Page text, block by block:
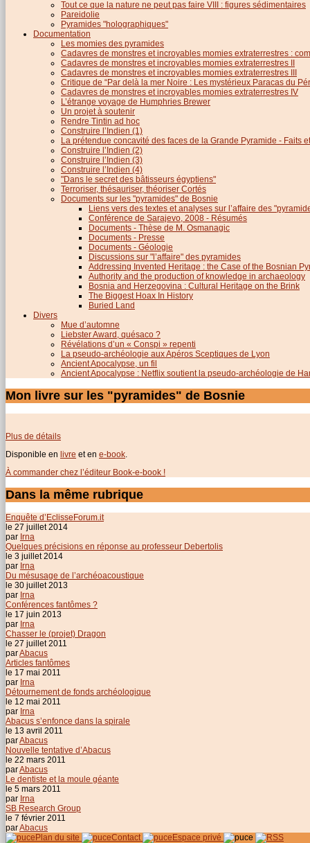
Tout ce que la nature ne peut pas faire VIII : figures sédimentaires
Pareidolie
Pyramides "holographiques"
Documentation
Les momies des pyramides
Cadavres de monstres et incroyables momies extraterrestres :
Cadavres de monstres et incroyables momies extraterrestres II
Cadavres de monstres et incroyables momies extraterrestres III
Critique de “Par delà la mer Noire : Les mystérieux Paracas du
Cadavres de monstres et incroyables momies extraterrestres IV
L’étrange voyage de Humphries Brewer
Un projet à soutenir
Rendre Tintin ad hoc
Construire l’Indien (1)
La prétendue concavité des faces de la Grande Pyramide - Faits
Construire l’Indien (2)
Construire l’Indien (3)
Construire l’Indien (4)
"Dans le secret des bâtisseurs égyptiens"
Terroriser, thésauriser, théoriser Cortés
Documents sur les "pyramides" de Bosnie
Liens vers des textes et analyses sur l’affaire des
Conférence de Sarajevo, 2008 - Résumés
Documents - Thèse de M. Osmanagic
Documents - Presse
Documents - Géologie
Discussions sur "l’affaire" des pyramides
Addressing Invented Heritage : the Case of the Bosnian
Authority and the production of knowledge in archaeology
Bosnia and Herzegovina : Cultural Heritage on the Brink
The Biggest Hoax In History
Buried Land
Divers
Mue d’automne
Liebster Award, quésaco ?
Révélations d’un « Conspi » repenti
La pseudo-archéologie aux Apéros Sceptiques de Lyon
Ancient Apocalypse, un fil
Ancient Apocalypse : Netflix soutient la pseudo-archéologie de
Mon livre sur les "pyramides" de Bosnie
Plus de détails
Disponible en livre et en e-book
À commander chez l’éditeur Book-e-book !
Dans la même rubrique
Enquête d’EclisseForum.it
le 27 juillet 2014
par Irna
Quelques précisions en réponse au professeur Debertolis
le 3 juillet 2014
par Irna
Du mésusage de l’archéoacoustique
le 30 juillet 2013
par Irna
Conférences fantômes ?
le 17 juin 2013
par Irna
Chasser le (projet) Dragon
le 27 juillet 2011
parAbacus
Articles fantômes
le 17 mai 2011
par Irna
Détournement de fonds archéologique
le 12 mai 2011
par Irna
Abacus s’enfonce dans la spirale
le 13 avril 2011
parAbacus
Nouvelle tentative d’Abacus
le 22 mars 2011
parAbacus
Le dentiste et la moule géante
le 5 mars 2011
par Irna
SB Research Group
le 7 février 2011
parAbacus
Plan du site
Contact Espace privé